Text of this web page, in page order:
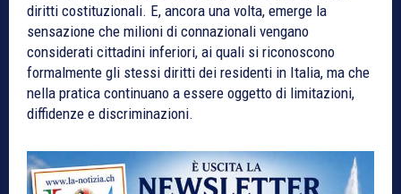
diritti costituzionali. E, ancora una volta, emerge la
sensazione che milioni di connazionali vengano
considerati cittadini inferiori, ai quali si riconoscono
formalmente gli stessi diritti dei residenti in Italia, ma che
nella pratica continuano a essere oggetto di limitazioni,
diffidenze e discriminazioni.